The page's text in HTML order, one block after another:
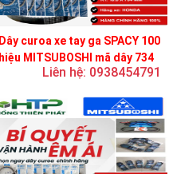
Dây curoa xe tay ga SPACY 100
hiệu MITSUBOSHI mã dây 734
Liên hệ: 0938454791